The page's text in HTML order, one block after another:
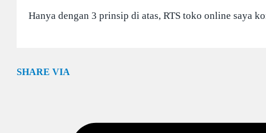
Hanya dengan 3 prinsip di atas, RTS toko online saya
SHARE VIA